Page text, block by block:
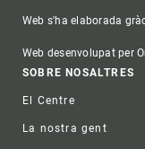
Web s'ha elaborada
Web desenvolupat per
Footer
SOBRE NOSALTRES
El Centre
La nostra gent